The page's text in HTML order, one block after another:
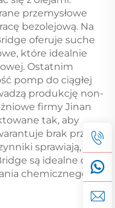
przemysłowe
bezolejową. Na
oferuje suche
które idealnie
Ostatnim
pomp do ciągłej
produkcję non-
firmy Jinan
tak, aby
brak przerw
sprawiają, że
są idealne do
chemicznego.